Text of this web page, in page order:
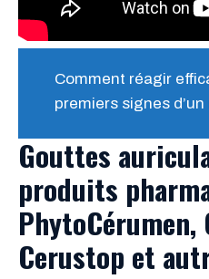
Comment réagir
premiers signes
Gouttes
produits
PhytoCérumen,
Cerustop et